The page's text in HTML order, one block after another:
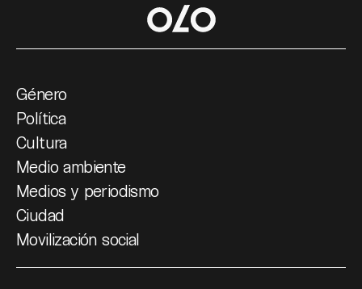
Género
Política
Cultura
Medio ambiente
Medios y periodismo
Ciudad
Movilización social